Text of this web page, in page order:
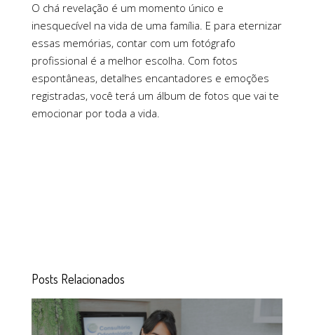
O chá revelação é um momento único e
inesquecível na vida de uma família. E para eternizar
essas memórias, contar com um fotógrafo
profissional é a melhor escolha. Com fotos
espontâneas, detalhes encantadores e emoções
registradas, você terá um álbum de fotos que vai te
emocionar por toda a vida.
Posts Relacionados